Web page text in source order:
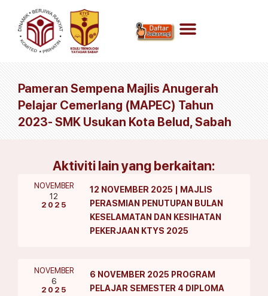
Pameran Sempena Majlis Anugerah
Pelajar Cemerlang (MAPEC) Tahun
2023- SMK Usukan Kota Belud, Sabah
Aktiviti lain yang berkaitan:
NOVEMBER
12
2025
12 NOVEMBER 2025 | MAJLIS
PERASMIAN PENUTUPAN BULAN
KESELAMATAN DAN KESIHATAN
PEKERJAAN KTYS 2025
NOVEMBER
6
2025
6 NOVEMBER 2025 PROGRAM
PELAJAR SEMESTER 4 DIPLOMA